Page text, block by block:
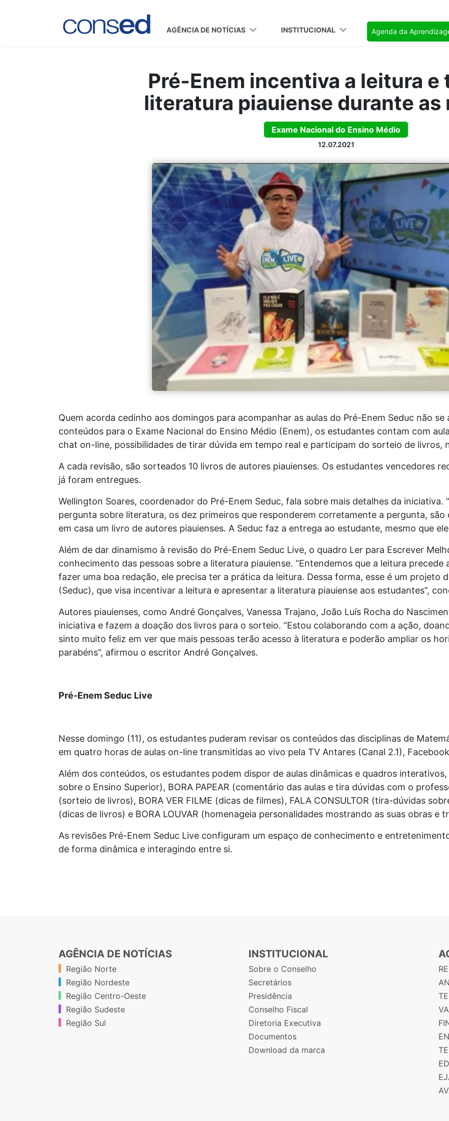
AGÊNCIA DE NOTÍCIAS INSTITUCIONAL Agenda da
Pré-Enem incentiva a leitura e
literatura piauiense durante as
Exame Nacional do Ensino Médio
12.07.2021
Quem acorda cedinho aos domingos para acompanhar as aulas do Pré-Enem Seduc não
conteúdos para o Exame Nacional do Ensino Médio (Enem), os estudantes contam com
chat on-line, possibilidades de tirar dúvida em tempo real e participam do sorteio de livros,
A cada revisão, são sorteados 10 livros de autores piauienses. Os estudantes vencedores
já foram entregues.
Wellington Soares, coordenador do Pré-Enem Seduc, fala sobre mais detalhes da iniciativa.
pergunta sobre literatura, os dez primeiros que responderem corretamente a pergunta,
em casa um livro de autores piauienses. A Seduc faz a entrega ao estudante, mesmo que
Além de dar dinamismo à revisão do Pré-Enem Seduc Live, o quadro Ler para Escrever
conhecimento das pessoas sobre a literatura piauiense. “Entendemos que a leitura
fazer uma boa redação, ele precisa ter a prática da leitura. Dessa forma, esse é um projeto
(Seduc), que visa incentivar a leitura e apresentar a literatura piauiense aos estudantes”,
Autores piauienses, como André Gonçalves, Vanessa Trajano, João Luís Rocha do
iniciativa e fazem a doação dos livros para o sorteio. “Estou colaborando com a ação,
sinto muito feliz em ver que mais pessoas terão acesso à literatura e poderão ampliar os
parabéns”, afirmou o escritor André Gonçalves.
Pré-Enem Seduc Live
Nesse domingo (11), os estudantes puderam revisar os conteúdos das disciplinas de
em quatro horas de aulas on-line transmitidas ao vivo pela TV Antares (Canal 2.1),
Além dos conteúdos, os estudantes podem dispor de aulas dinâmicas e quadros
sobre o Ensino Superior), BORA PAPEAR (comentário das aulas e tira dúvidas com o
(sorteio de livros), BORA VER FILME (dicas de filmes), FALA CONSULTOR (tira-dúvidas
(dicas de livros) e BORA LOUVAR (homenageia personalidades mostrando as suas obras e
As revisões Pré-Enem Seduc Live configuram um espaço de conhecimento e
de forma dinâmica e interagindo entre si.
AGÊNCIA DE NOTÍCIAS
Região Norte
Região Nordeste
Região Centro-Oeste
Região Sudeste
Região Sul
INSTITUCIONAL
Sobre o Conselho
Secretários
Presidência
Conselho Fiscal
Diretoria Executiva
Documentos
Download da marca